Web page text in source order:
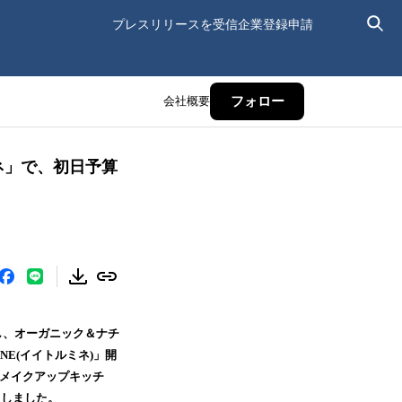
プレスリリースを受信企業登録申請
会社概要 フォロー
で、初日予算
オーガニック＆ナチ
イイトルミネ)」開
イクアップキッチ
ました。